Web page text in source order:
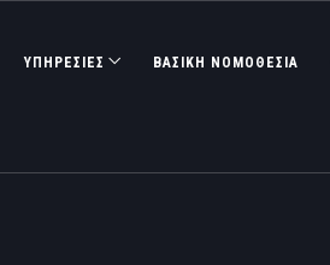
ΥΠΗΡΕΣΙΕΣ ΒΑΣΙΚΉ ΝΟΜΟΘΕΣΊΑ